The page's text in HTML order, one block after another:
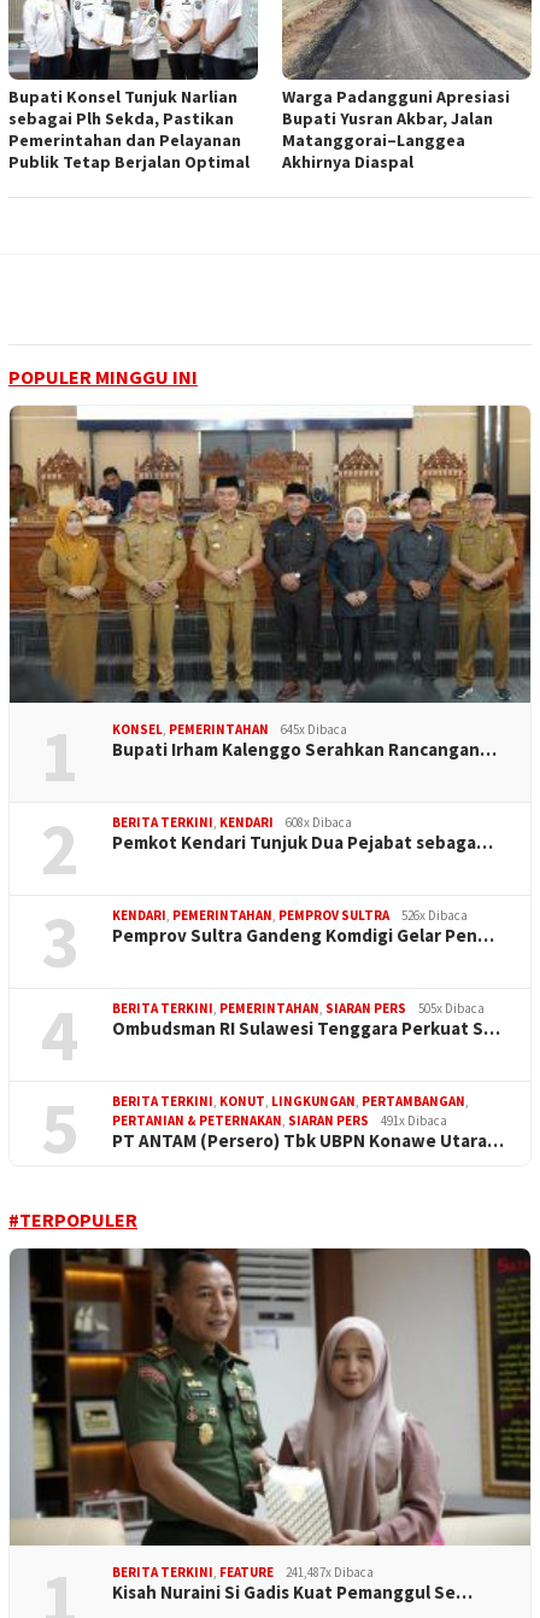
Bupati Konsel Tunjuk Narlian
sebagai Plh Sekda, Pastikan
Pemerintahan dan Pelayanan
Publik Tetap Berjalan Optimal
Warga Padangguni Apresiasi
Bupati Yusran Akbar, Jalan
Matanggorai–Langgea
Akhirnya Diaspal
POPULER MINGGU INI
1 KONSEL, PEMERINTAHAN 645x Dibaca
Bupati Irham Kalenggo Serahkan Rancangan…
2 BERITA TERKINI, KENDARI 608x Dibaca
Pemkot Kendari Tunjuk Dua Pejabat sebaga…
3 KENDARI, PEMERINTAHAN, PEMPROV SULTRA 526x Dibaca
Pemprov Sultra Gandeng Komdigi Gelar Pen…
4 BERITA TERKINI, PEMERINTAHAN, SIARAN PERS 505x Dibaca
Ombudsman RI Sulawesi Tenggara Perkuat S…
5 BERITA TERKINI, KONUT, LINGKUNGAN, PERTAMBANGAN,
PERTANIAN & PETERNAKAN, SIARAN PERS 491x Dibaca
PT ANTAM (Persero) Tbk UBPN Konawe Utara…
#TERPOPULER
1 BERITA TERKINI, FEATURE 241,487x Dibaca
Kisah Nuraini Si Gadis Kuat Pemanggul Se…